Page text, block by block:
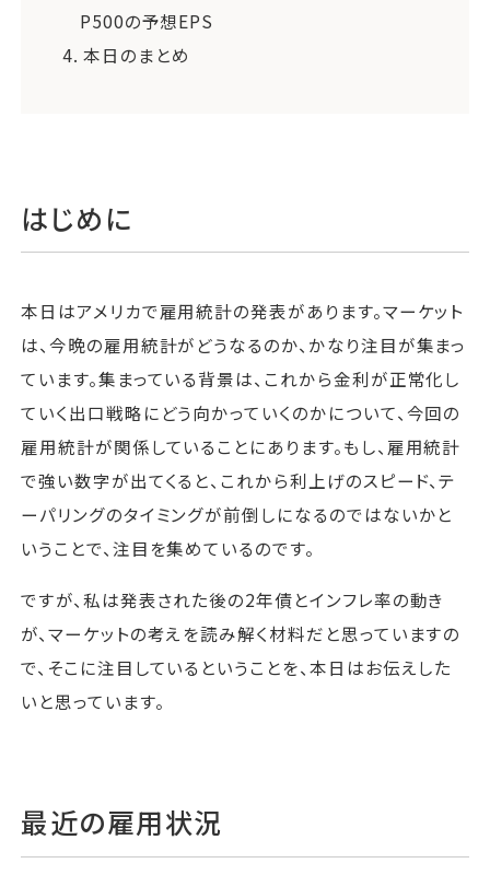
P500の予想EPS
4. 本日のまとめ
はじめに
本日はアメリカで雇用統計の発表があります。マーケット
は、今晩の雇用統計がどうなるのか、かなり注目が集まっ
ています。集まっている背景は、これから金利が正常化し
ていく出口戦略にどう向かっていくのかについて、今回の
雇用統計が関係していることにあります。もし、雇用統計
で強い数字が出てくると、これから利上げのスピード、テ
ーパリングのタイミングが前倒しになるのではないかと
いうことで、注目を集めているのです。
ですが、私は発表された後の2年債とインフレ率の動き
が、マーケットの考えを読み解く材料だと思っていますの
で、そこに注目しているということを、本日はお伝えした
いと思っています。
最近の雇用状況